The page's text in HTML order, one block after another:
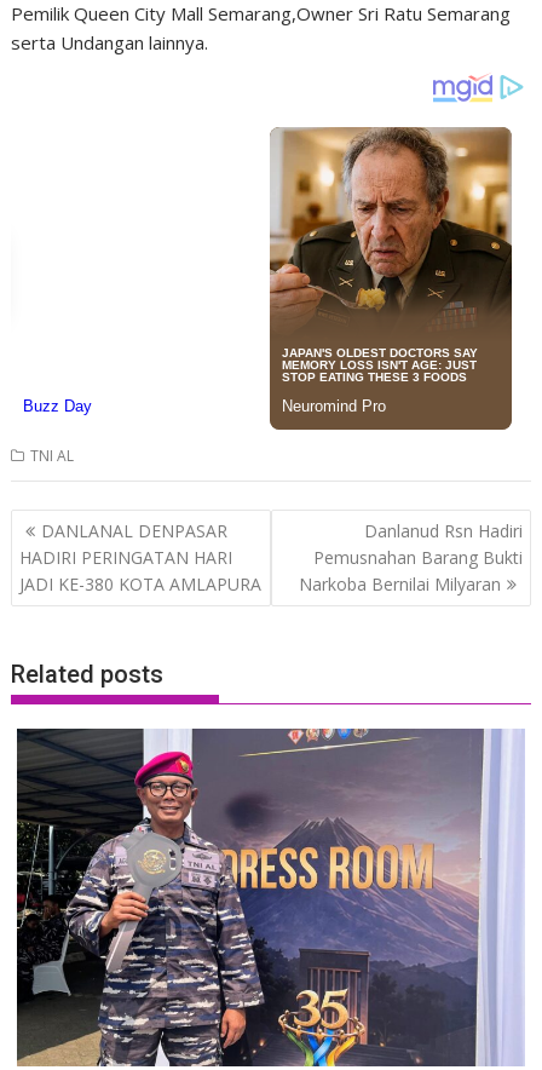
Pemilik Queen City Mall Semarang,Owner Sri Ratu Semarang
serta Undangan lainnya.
TNI AL
Post
navigation
DANLANAL DENPASAR
HADIRI PERINGATAN HARI
JADI KE-380 KOTA AMLAPURA
Danlanud Rsn Hadiri
Pemusnahan Barang Bukti
Narkoba Bernilai Milyaran
Related posts